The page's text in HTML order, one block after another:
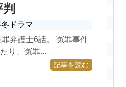
ドラマ
弁護士6話。 冤罪事件
り、冤罪...
記事を読む